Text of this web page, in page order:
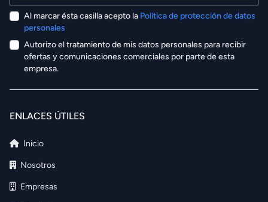
Al marcar ésta casilla acepto la Política de protección de datos
personales
Autorizo el tratamiento de mis datos personales para recibir
ofertas y comunicaciones comerciales por parte de esta
empresa.
ENLACES ÚTILES
Inicio
Nosotros
Empresas